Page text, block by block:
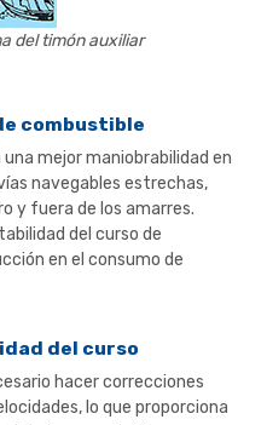
del timón auxiliar
combustible
mejor maniobrabilidad en
navegables estrechas,
y fuera de los amarres.
del curso de
en el consumo de
del curso
hacer correcciones
lo que proporciona